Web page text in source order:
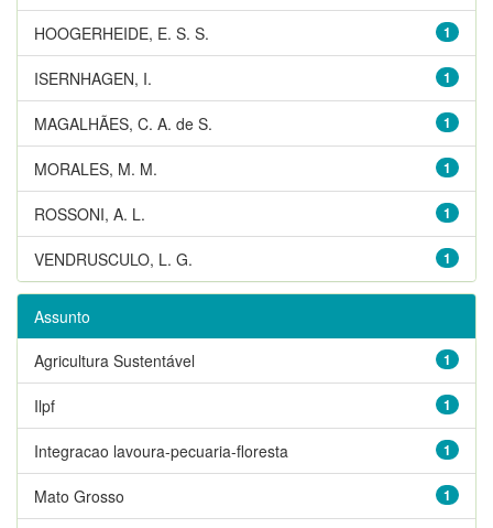
1
HOOGERHEIDE, E. S. S.
1
ISERNHAGEN, I.
1
MAGALHÃES, C. A. de S.
1
MORALES, M. M.
1
ROSSONI, A. L.
1
VENDRUSCULO, L. G.
Assunto
1
Agricultura Sustentável
1
Ilpf
1
Integracao lavoura-pecuaria-floresta
1
Mato Grosso